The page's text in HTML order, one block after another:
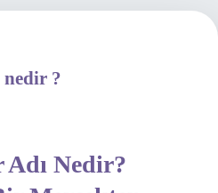
nedir ?
Nedir?